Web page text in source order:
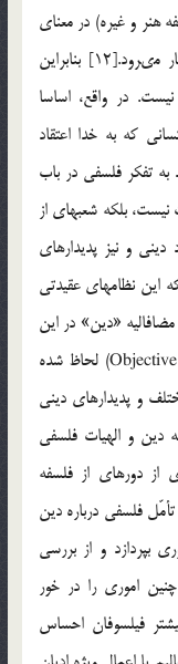
هنر و غيره) در معناى
اخص آن، يعنى تفكر فلسفى در باب دين، به كار مى‏رود.[12] بنابراين
در واقع، اساسا
كه به خدا اعتقاد
به تفكر فلسفى در باب
نيست، بلكه شعبه‏اى از
و نيز پديدارهاى
اين نظام‏هاى عقيدتى
هستند، مورد مطالعه قرار مى‏دهد.[13] مضاف‏اليه «دين» در اين
اصطلاح، به عنوان معادلِ اضافه عينى (Objective genitive) لحاظ شده
و پديدارهاى دينى
دين و الهيات فلسفى
از دوره‏اى از فلسفه
فلسفى درباره دين
بپردازد و از بررسى
امورى را در خور
فيلسوفان احساس